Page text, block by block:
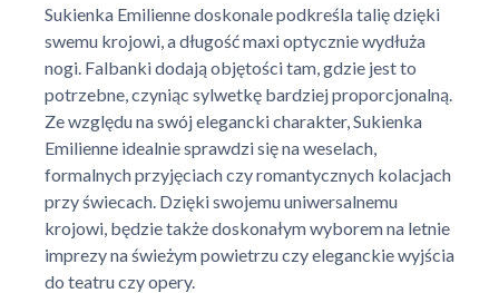
Sukienka Emilienne doskonale podkreśla talię dzięki
swemu krojowi, a długość maxi optycznie wydłuża
nogi. Falbanki dodają objętości tam, gdzie jest to
potrzebne, czyniąc sylwetkę bardziej proporcjonalną.
Ze względu na swój elegancki charakter, Sukienka
Emilienne idealnie sprawdzi się na weselach,
formalnych przyjęciach czy romantycznych kolacjach
przy świecach. Dzięki swojemu uniwersalnemu
krojowi, będzie także doskonałym wyborem na letnie
imprezy na świeżym powietrzu czy eleganckie wyjścia
do teatru czy opery.